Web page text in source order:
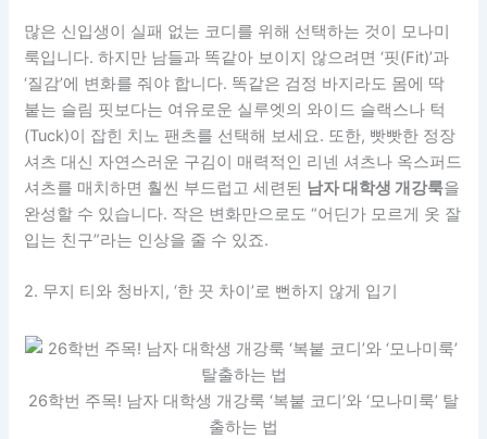
많은 신입생이 실패 없는 코디를 위해 선택하는 것이 모나미
룩입니다. 하지만 남들과 똑같아 보이지 않으려면 ‘핏(Fit)’과
‘질감’에 변화를 줘야 합니다. 똑같은 검정 바지라도 몸에 딱
붙는 슬림 핏보다는 여유로운 실루엣의 와이드 슬랙스나 턱
(Tuck)이 잡힌 치노 팬츠를 선택해 보세요. 또한, 빳빳한 정장
셔츠 대신 자연스러운 구김이 매력적인 리넨 셔츠나 옥스퍼드
셔츠를 매치하면 훨씬 부드럽고 세련된 남자 대학생 개강룩을
완성할 수 있습니다. 작은 변화만으로도 “어딘가 모르게 옷 잘
입는 친구”라는 인상을 줄 수 있죠.
2. 무지 티와 청바지, ‘한 끗 차이’로 뻔하지 않게 입기
26학번 주목! 남자 대학생 개강룩 ‘복붙 코디’와 ‘모나미룩’ 탈
출하는 법